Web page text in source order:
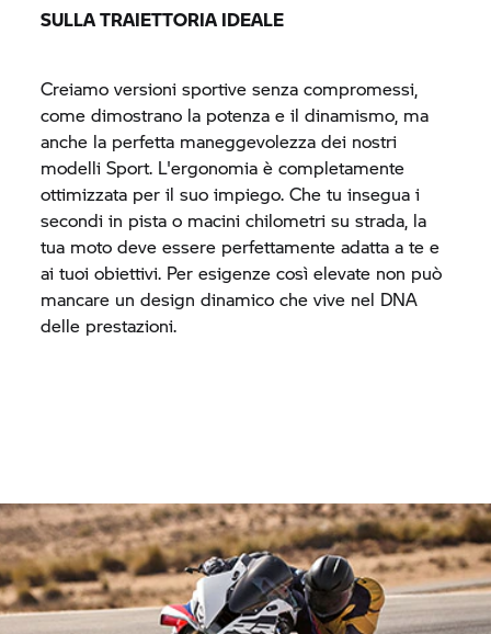
SULLA TRAIETTORIA IDEALE
Creiamo versioni sportive senza compromessi,
come dimostrano la potenza e il dinamismo, ma
anche la perfetta maneggevolezza dei nostri
modelli Sport. L'ergonomia è completamente
ottimizzata per il suo impiego. Che tu insegua i
secondi in pista o macini chilometri su strada, la
tua moto deve essere perfettamente adatta a te e
ai tuoi obiettivi. Per esigenze così elevate non può
mancare un design dinamico che vive nel DNA
delle prestazioni.